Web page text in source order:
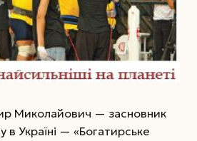
Миколайович — засновник
в Україні — «Богатирське